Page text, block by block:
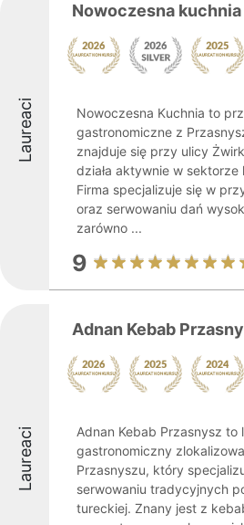
Laureaci
Nowoczesna kuchnia
Nowoczesna Kuchnia to
gastronomiczne z
znajduje się przy ulicy
działa aktywnie w sektorze
Firma specjalizuje się w
oraz serwowaniu dań
zarówno ...
9
Laureaci
Adnan Kebab
Adnan Kebab Przasnysz to
gastronomiczny
Przasnyszu, który
serwowaniu tradycyjnych
tureckiej. Znany jest z